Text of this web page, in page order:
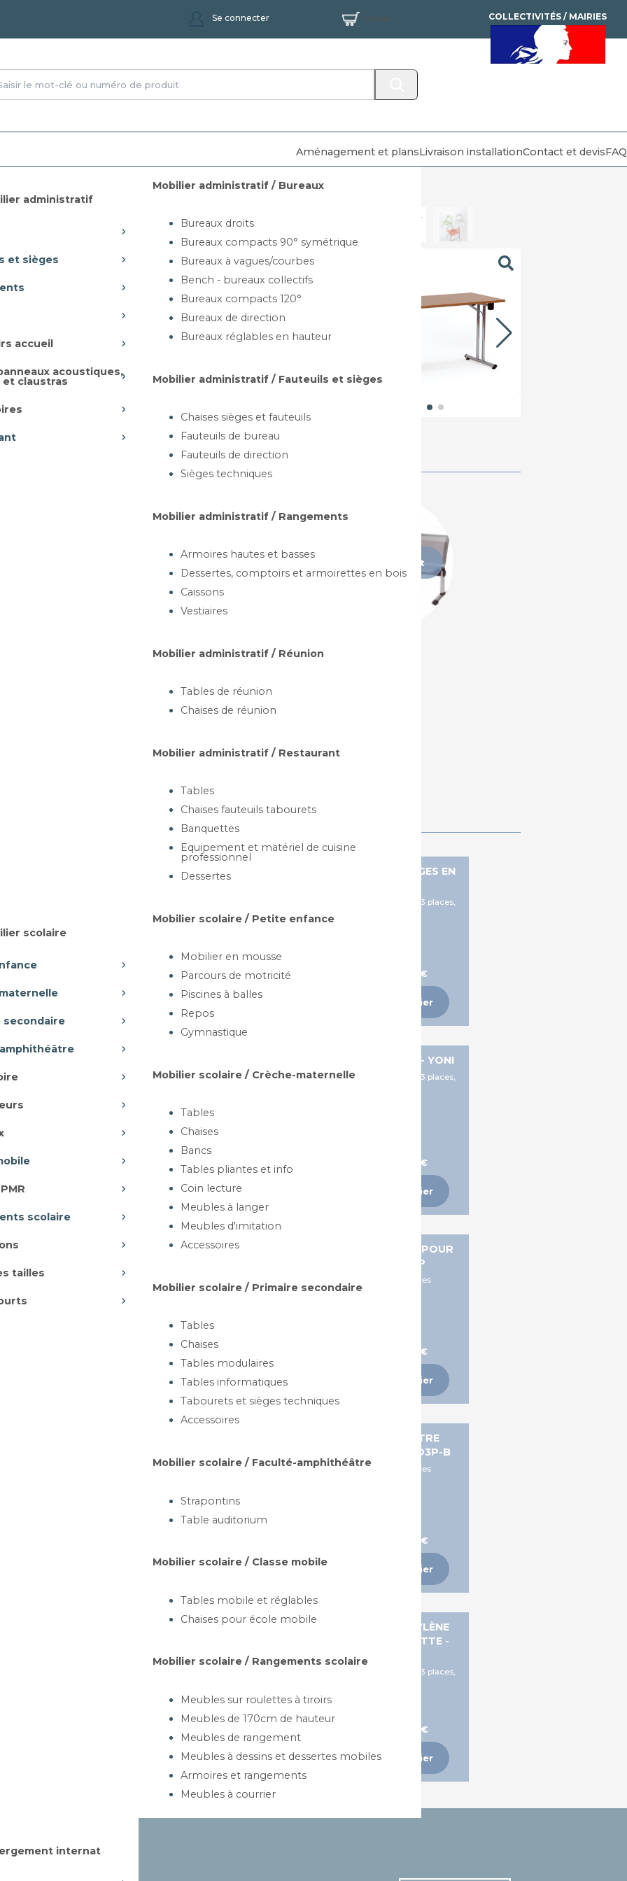
Se connecter Panier COLLECTIVITÉS / MAIRIES
administratif
et sièges
accueil
acoustiques,
et claustras
Mobilier administratif / Bureaux
Bureaux droits
Bureaux compacts 90° symétrique
Bureaux à vagues/courbes
Bench - bureaux collectifs
Bureaux compacts 120°
Bureaux de direction
Bureaux réglables en hauteur
Mobilier administratif / Fauteuils et sièges
Chaises sièges et fauteuils
Fauteuils de bureau
Fauteuils de direction
Sièges techniques
Mobilier administratif / Rangements
Armoires hautes et basses
Dessertes, comptoirs et armoirettes en bois
Caissons
Vestiaires
Mobilier administratif / Réunion
Tables de réunion
Chaises de réunion
Mobilier administratif / Restaurant
Tables
Chaises fauteuils tabourets
Banquettes
Equipement et matériel de cuisine
professionnel
Dessertes
scolaire
secondaire
scolaire
tailles
Mobilier scolaire / Petite enfance
Mobilier en mousse
Parcours de motricité
Piscines à balles
Repos
Gymnastique
Mobilier scolaire / Crèche-maternelle
Tables
Chaises
Bancs
Tables pliantes et info
Coin lecture
Meubles à langer
Meubles d'imitation
Accessoires
Mobilier scolaire / Primaire secondaire
Tables
Chaises
Tables modulaires
Tables informatiques
Tabourets et sièges techniques
Accessoires
Mobilier scolaire / Faculté-amphithéâtre
Strapontins
Table auditorium
Mobilier scolaire / Classe mobile
Tables mobile et réglables
Chaises pour école mobile
Mobilier scolaire / Rangements scolaire
Meubles sur roulettes à tiroirs
Meubles de 170cm de hauteur
Meubles de rangement
Meubles à dessins et dessertes mobiles
Armoires et rangements
Meubles à courrier
internat
Aménagement et plansLivraison installationContact et devisFAQ
pour un montant inférieur à 1 500,00€, franco ensuite
h.t du devis
Tables
pliantes
banquettes et
canapés
Porte-manteaux
D120 et D160cm
BANQUETTE AVEC SIÈGES EN
2 places et 2 places + tablette, 3 places,
A partir de 487,12 €
Ajouter au panier
- KENI
de 411,08 €
Ajouter au panier
BANQUETTE POUTRE - YONI
2 places et 2 places + tablette, 3 places,
A partir de 519,70 €
Ajouter au panier
POUTRE
METAL
3 places, 4 places
BANQUETTE POUTRE POUR
ACCUEIL - ELEN3P
2 places, 3 places, 4 places
A partir de 271,49 €
Ajouter au panier
BANQUETTES POUTRE
SIÈGES EN BOIS - DINO3P-B
2 places, 3 places, 4 places
A partir de 395,58 €
Ajouter au panier
BANQUETTES PROPYLÈNE
ACCUEIL AVEC TABLETTE -
2 places et 2 places + tablette, 3 places,
A partir de 381,63 €
Ajouter au panier